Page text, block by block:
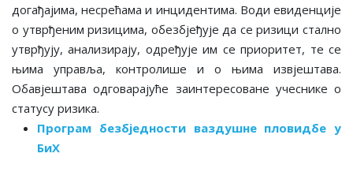
догађајима, несрећама и инцидентима. Води евиденције
о утврђеним ризицима, oбезбјеђује да се ризици стално
утврђују, анализирају, одређује им се приоритет, те се
њима управља, контролише и о њима извјештава.
Обавјештава одговарајуће заинтересоване учеснике о
статусу ризика.
Програм безбједности ваздушне пловидбе у
БиХ